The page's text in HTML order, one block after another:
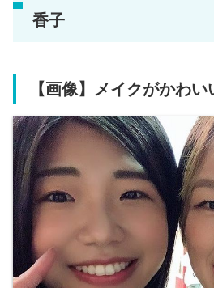
香子
【画像】メイクがかわ